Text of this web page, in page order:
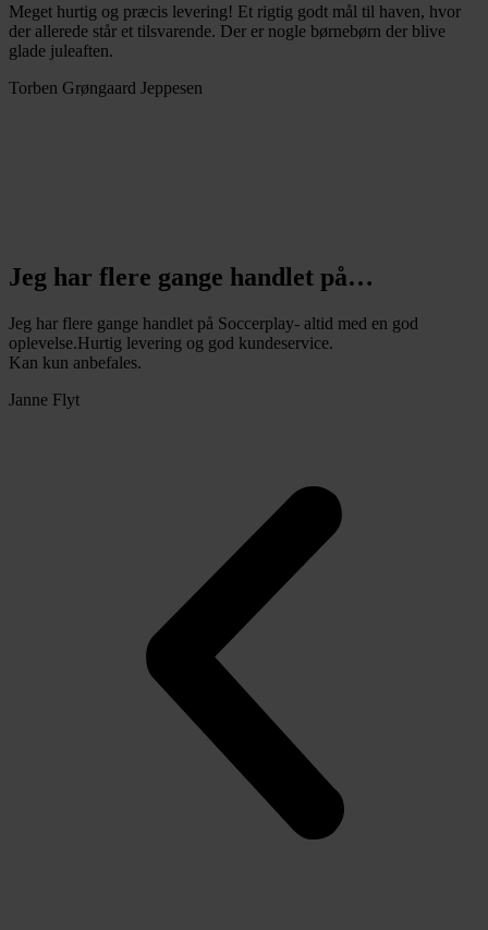
Meget hurtig og præcis levering! Et rigtig godt mål til haven, hvor
der allerede står et tilsvarende. Der er nogle børnebørn der blive
glade juleaften.
Torben Grøngaard Jeppesen
Jeg har flere gange handlet på…
Jeg har flere gange handlet på Soccerplay- altid med en god
oplevelse.Hurtig levering og god kundeservice.
Kan kun anbefales.
Janne Flyt